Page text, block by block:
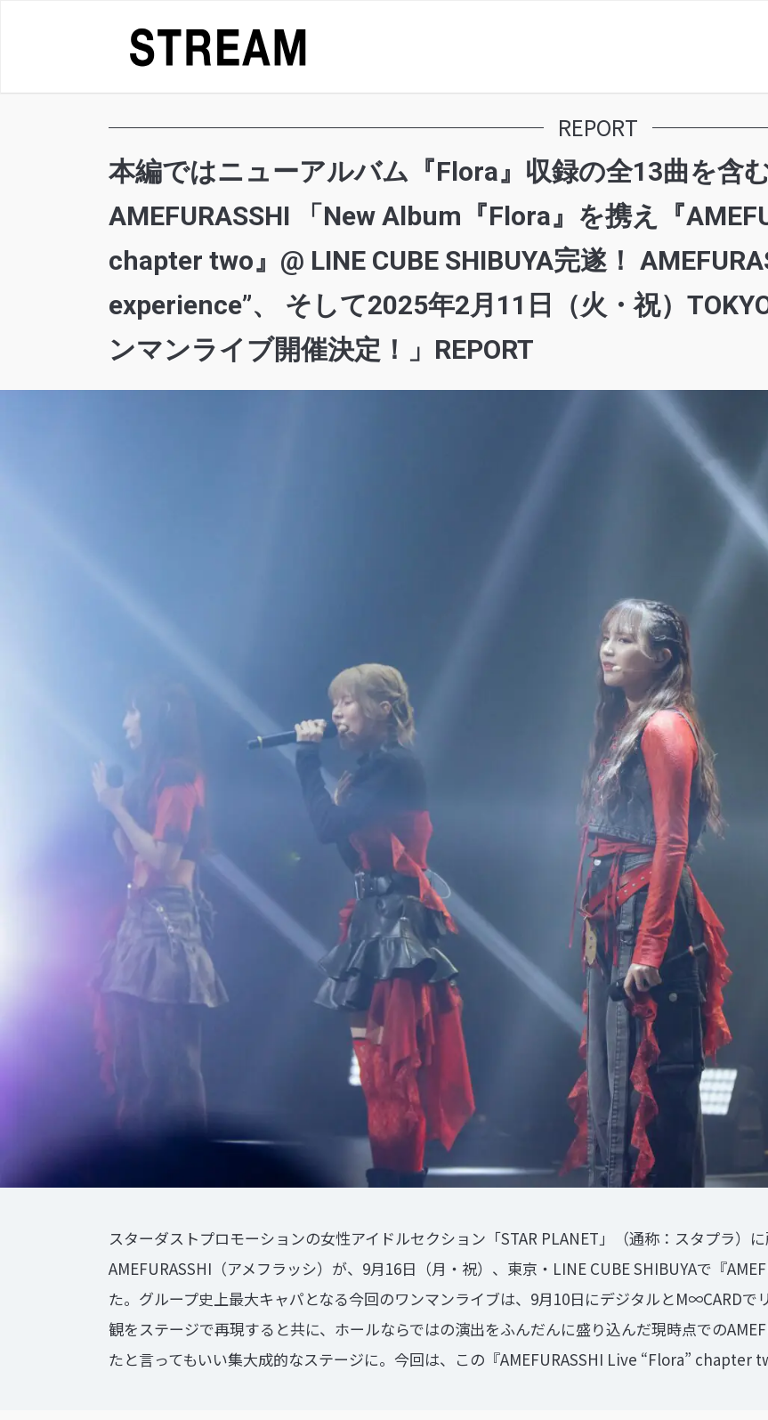
REPORT
本編ではニューアルバム『Flora』収録の全13曲を含
AMEFURASSHI 「New Album『Flora』を携え『
chapter two』@ LINE CUBE SHIBUYA完遂！
experience”、 そして2025年2月11日（火・祝）
ンマンライブ開催決定！」REPORT
スターダストプロモーションの女性アイドルセクション「STAR PLANET」（通称：スタプラ）
AMEFURASSHI（アメフラッシ）が、9月16日（月・祝）、東京・LINE CUBE SHIBUYAで『
た。グループ史上最大キャパとなる今回のワンマンライブは、9月10日にデジタルとM∞CARD
観をステージで再現すると共に、ホールならではの演出をふんだんに盛り込んだ現時点での
たと言ってもいい集大成的なステージに。今回は、この『AMEFURASSHI Live “Flora” chapter